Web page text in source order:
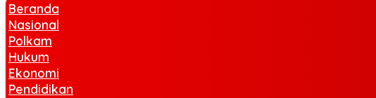
Beranda
Nasional
Polkam
Hukum
Ekonomi
Pendidikan